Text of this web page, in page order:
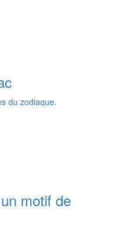
du zodiaque.
motif de